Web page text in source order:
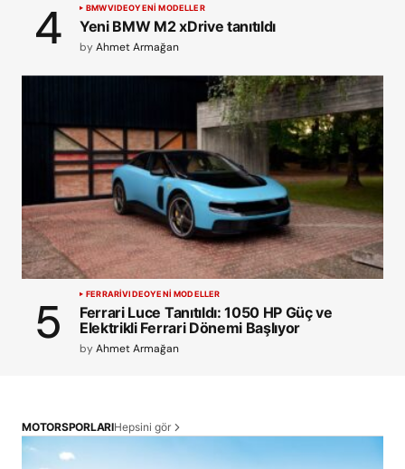
BMWVIDEOYENİ MODELLER
Yeni BMW M2 xDrive tanıtıldı
byAhmet Armağan
FERRARIVIDEOYENİ MODELLER
Ferrari Luce Tanıtıldı: 1050 HP Güç ve
Elektrikli Ferrari Dönemi Başlıyor
byAhmet Armağan
MOTORSPORLARIHepsini gör